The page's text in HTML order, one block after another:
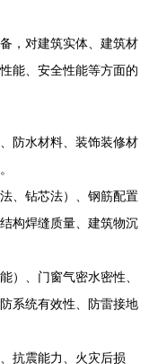
，对建筑实体、建筑材
能、安全性能等方面的
防水材料、装饰装修材
、钻芯法）、钢筋配置
构焊缝质量、建筑物沉
）、门窗气密水密性、
系统有效性、防雷接地
抗震能力、火灾后损